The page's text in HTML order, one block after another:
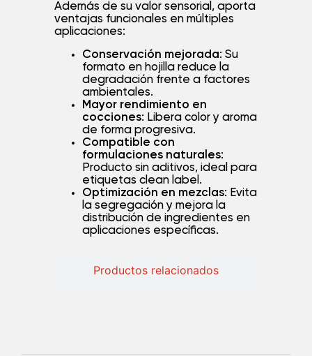
Productos relacionados
Además de su valor sensorial, aporta
ventajas funcionales en múltiples
aplicaciones:
Conservación mejorada: Su
formato en hojilla reduce la
degradación frente a factores
ambientales.
Mayor rendimiento en
cocciones: Libera color y aroma
de forma progresiva.
Compatible con
formulaciones naturales:
Producto sin aditivos, ideal para
etiquetas clean label.
Optimización en mezclas: Evita
la segregación y mejora la
distribución de ingredientes en
aplicaciones específicas.